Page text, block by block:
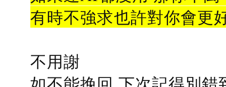
有時不強求也許對你會更
不用謝